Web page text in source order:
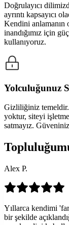
Doğrulayıcı
ayrıntı kapsayıcı
Kendini anlamanın
inandığımız için
kullanıyoruz.
Yolculuğunuz
Gizliliğiniz temeldir.
yoktur, siteyi
satmayız.
Alex P.
Yıllarca kendimi
bir şekilde